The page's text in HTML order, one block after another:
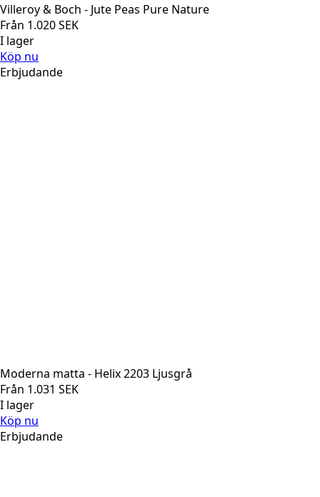
Villeroy & Boch - Jute Peas Pure Nature
Från 1.020SEK
I lager
Köp nu
Erbjudande
Moderna matta - Helix 2203 Ljusgrå
Från 1.031 SEK
I lager
Köp nu
Erbjudande